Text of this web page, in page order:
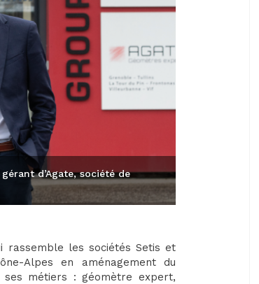
d’Agate, société de
rassemble les sociétés Setis et
Alpes en aménagement du
métiers : géomètre expert,